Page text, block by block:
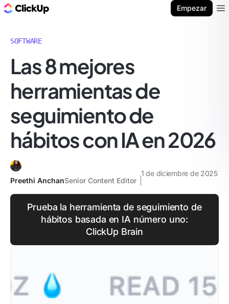
Empezar
SOFTWARE
Las 8 mejores
herramientas de
seguimiento de
hábitos con IA en 2026
Preethi AnchanSenior Content Editor
1 de diciembre de 2025
Prueba la herramienta de seguimiento de
hábitos basada en IA número uno:
ClickUp Brain